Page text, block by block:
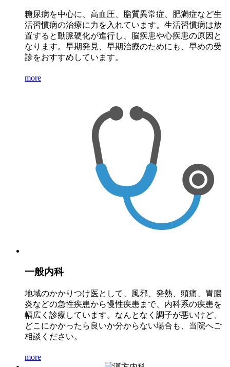
糖尿病を中心に、高血圧、脂質異常症、肥満症など生
活習慣病の治療に力を入れています。生活習慣病は放
置すると動脈硬化が進行し、脳疾患や心疾患の原因と
なります。早期発見、早期治療のためにも、早めの受
診をおすすめしています。
more
一般内科
地域のかかりつけ医として、風邪、発熱、頭痛、胃腸
炎などの急性疾患から慢性疾患まで、内科系の疾患を
幅広く診療しています。なんとなく調子が悪いけど、
どこにかかったら良いか分からない場合も、当院へご
相談ください。
more